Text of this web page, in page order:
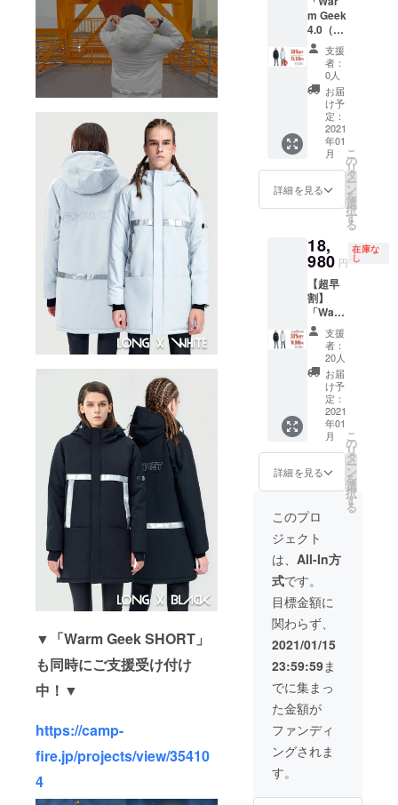
▼「Warm Geek SHORT」
も同時にご支援受け付け
中！▼
https://camp-
fire.jp/projects/view/35410
4
ンに関
しまし
ては一
部変更
になる
可能性
もござ
いま
す。ご
了承く
ださ
い。
時期
は、生
産、配
送状況
により
遅れる
可能性
もござ
いま
す。 ※
送料込
の価格
となり
※商品の
デザイ
ンに関
ては一
部変更
になる
可能性
もござ
いま
す。ご
了承く
ださ
い。
m Geek
4.0（LO
NG
丈）」4
着セッ
ト ＜1
セット
の内容
＞ ・
Warm
Geek
4.0（LO
NG丈）
x1 ・
イル
バッテ
リー×1
※お届け
時期
は、生
産、配
送状況
により
遅れる
可能性
もござ
いま
す。 ※
送料込
の価格
となり
※商品の
仕様、
ンに関
しまし
ては一
部変更
になる
可能性
もござ
いま
了承く
ださ
い。
支援
者：
0人
お届
け予
定：
2021
年01
月
詳細を見る
こ
の
リ
タ
ー
ン
を
選
択
す
る
18,
980 円
在庫な
し
【超早
割】
「War
m Geek
4.0（LO
丈）」1
着セッ
セット
の内容
＞ ・
Warm
Geek
4.0（LO
x1 ・
5200m
Ahモバ
イル
バッテ
リー×1
※お届け
時期
は、生
産、配
送状況
により
遅れる
可能性
もござ
いま
す。 ※
送料込
ます。
支援
者：
20人
お届
け予
定：
2021
年01
月
詳細を見る
こ
の
リ
タ
ー
ン
を
選
択
す
る
このプロ
ジェクト
は、 All-In方
式です。
目標金額に
関わらず、
2021/01/15
23:59:59ま
でに集まっ
た金額が
ファンディ
ングされま
す。